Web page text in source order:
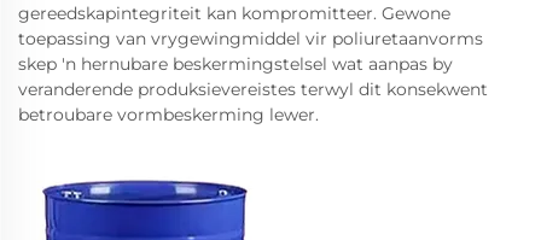
gereedskapintegriteit kan kompromitteer. Gewone
toepassing van vrygewingmiddel vir poliuretaanvorms
skep 'n hernubare beskermingstelsel wat aanpas by
veranderende produksievereistes terwyl dit konsekwent
betroubare vormbeskerming lewer.